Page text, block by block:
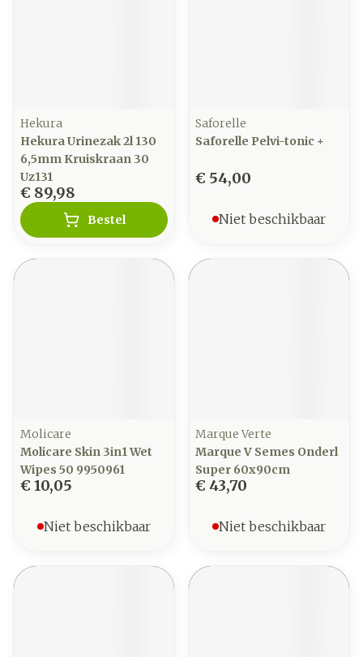
Hekura
Hekura Urinezak 2l 130
6,5mm Kruiskraan 30
Uz131
€ 89,98
Bestel
Saforelle
Saforelle Pelvi-tonic +
€ 54,00
Niet beschikbaar
Molicare
Molicare Skin 3in1 Wet
Wipes 50 9950961
€ 10,05
Niet beschikbaar
Marque Verte
Marque V Semes Onderl
Super 60x90cm
€ 43,70
Niet beschikbaar